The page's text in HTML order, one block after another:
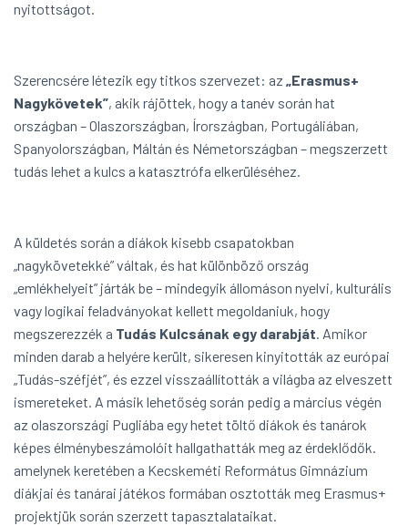
nyitottságot.
Szerencsére létezik egy titkos szervezet: az „Erasmus+
Nagykövetek”, akik rájöttek, hogy a tanév során hat
országban – Olaszországban, Írországban, Portugáliában,
Spanyolországban, Máltán és Németországban – megszerzett
tudás lehet a kulcs a katasztrófa elkerüléséhez.
A küldetés során a diákok kisebb csapatokban
„nagykövetekké” váltak, és hat különböző ország
„emlékhelyeit” járták be – mindegyik állomáson nyelvi, kulturális
vagy logikai feladványokat kellett megoldaniuk, hogy
megszerezzék a Tudás Kulcsának egy darabját. Amikor
minden darab a helyére került, sikeresen kinyitották az európai
„Tudás-széfjét”, és ezzel visszaállították a világba az elveszett
ismereteket. A másik lehetőség során pedig a március végén
az olaszországi Pugliába egy hetet töltő diákok és tanárok
képes élménybeszámolóit hallgathatták meg az érdeklődők.
amelynek keretében a Kecskeméti Református Gimnázium
diákjai és tanárai játékos formában osztották meg Erasmus+
projektjük során szerzett tapasztalataikat.